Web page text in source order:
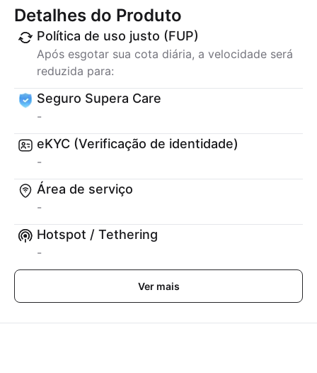
Detalhes do Produto
Política de uso justo (FUP)
Após esgotar sua cota diária, a velocidade será
reduzida para:
Seguro Supera Care
-
eKYC (Verificação de identidade)
-
Área de serviço
-
Hotspot / Tethering
-
Ver mais